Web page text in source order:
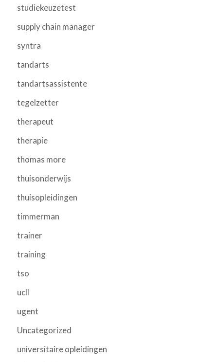
studiekeuzetest
supply chain manager
syntra
tandarts
tandartsassistente
tegelzetter
therapeut
therapie
thomas more
thuisonderwijs
thuisopleidingen
timmerman
trainer
training
tso
ucll
ugent
Uncategorized
universitaire opleidingen